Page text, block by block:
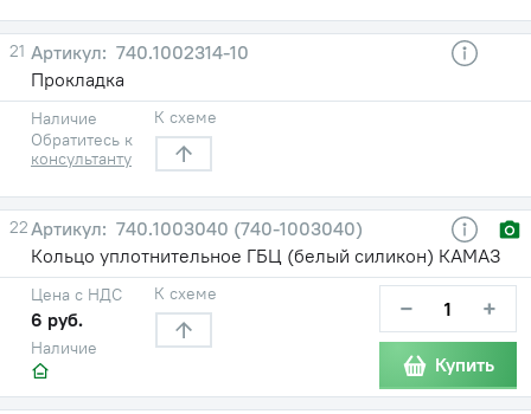
21
740.1002314-10
Прокладка
Наличие
Обратитесь к
консультанту
К схеме
22
740.1003040 (740-1003040)
Кольцо уплотнительное ГБЦ (белый силикон) КАМАЗ
Наличие
Цена с НДС
6 руб.
К схеме − +
Купить